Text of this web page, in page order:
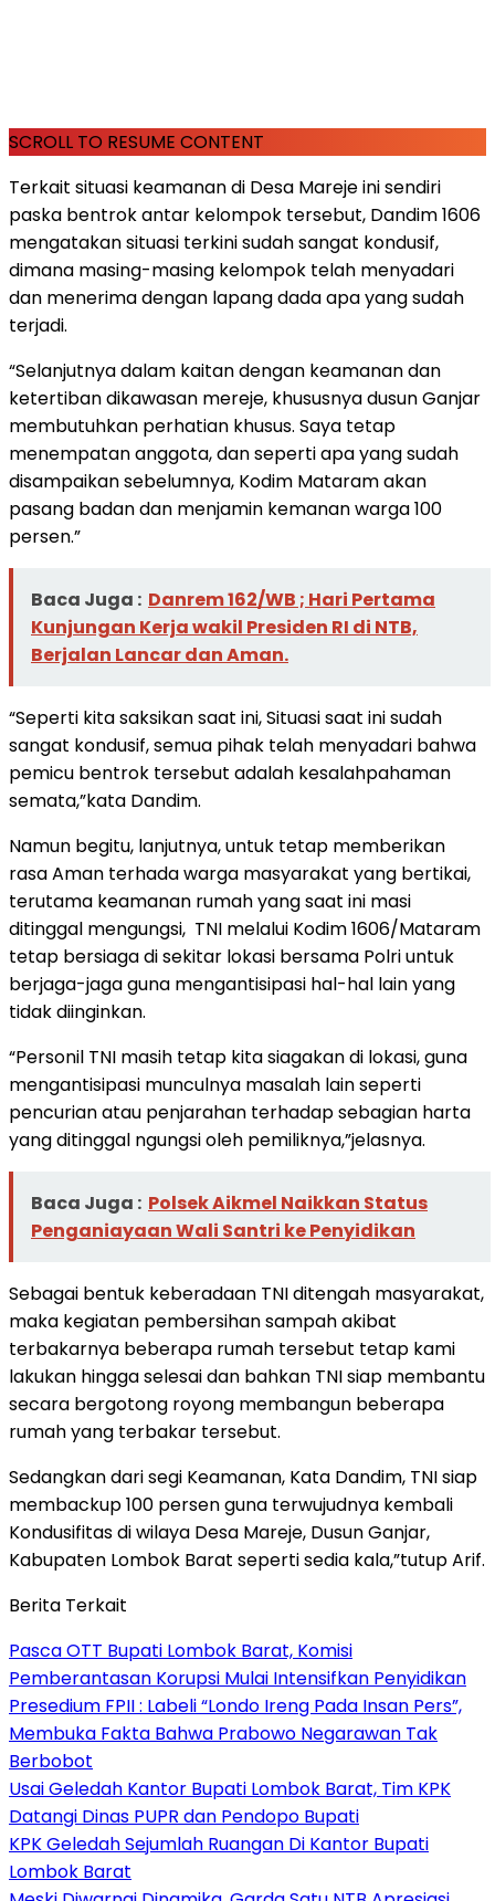
SCROLL TO RESUME CONTENT
Terkait situasi keamanan di Desa Mareje ini sendiri
paska bentrok antar kelompok tersebut, Dandim 1606
mengatakan situasi terkini sudah sangat kondusif,
dimana masing-masing kelompok telah menyadari
dan menerima dengan lapang dada apa yang sudah
terjadi.
“Selanjutnya dalam kaitan dengan keamanan dan
ketertiban dikawasan mereje, khususnya dusun Ganjar
membutuhkan perhatian khusus. Saya tetap
menempatan anggota, dan seperti apa yang sudah
disampaikan sebelumnya, Kodim Mataram akan
pasang badan dan menjamin kemanan warga 100
persen.”
Baca Juga : Danrem 162/WB ; Hari Pertama
Kunjungan Kerja wakil Presiden RI di NTB,
Berjalan Lancar dan Aman.
“Seperti kita saksikan saat ini, Situasi saat ini sudah
sangat kondusif, semua pihak telah menyadari bahwa
pemicu bentrok tersebut adalah kesalahpahaman
semata,”kata Dandim.
Namun begitu, lanjutnya, untuk tetap memberikan
rasa Aman terhada warga masyarakat yang bertikai,
terutama keamanan rumah yang saat ini masi
ditinggal mengungsi, TNI melalui Kodim 1606/Mataram
tetap bersiaga di sekitar lokasi bersama Polri untuk
berjaga-jaga guna mengantisipasi hal-hal lain yang
tidak diinginkan.
“Personil TNI masih tetap kita siagakan di lokasi, guna
mengantisipasi munculnya masalah lain seperti
pencurian atau penjarahan terhadap sebagian harta
yang ditinggal ngungsi oleh pemiliknya,”jelasnya.
Baca Juga : Polsek Aikmel Naikkan Status
Penganiayaan Wali Santri ke Penyidikan
Sebagai bentuk keberadaan TNI ditengah masyarakat,
maka kegiatan pembersihan sampah akibat
terbakarnya beberapa rumah tersebut tetap kami
lakukan hingga selesai dan bahkan TNI siap membantu
secara bergotong royong membangun beberapa
rumah yang terbakar tersebut.
Sedangkan dari segi Keamanan, Kata Dandim, TNI siap
membackup 100 persen guna terwujudnya kembali
Kondusifitas di wilaya Desa Mareje, Dusun Ganjar,
Kabupaten Lombok Barat seperti sedia kala,”tutup Arif.
Berita Terkait
Pasca OTT Bupati Lombok Barat, Komisi
Pemberantasan Korupsi Mulai Intensifkan Penyidikan
Presedium FPII : Labeli “Londo Ireng Pada Insan Pers”,
Membuka Fakta Bahwa Prabowo Negarawan Tak
Berbobot
Usai Geledah Kantor Bupati Lombok Barat, Tim KPK
Datangi Dinas PUPR dan Pendopo Bupati
KPK Geledah Sejumlah Ruangan Di Kantor Bupati
Lombok Barat